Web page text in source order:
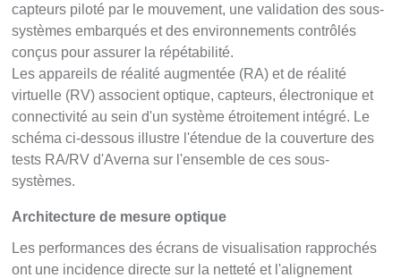
capteurs piloté par le mouvement, une validation des sous-
systèmes embarqués et des environnements contrôlés
conçus pour assurer la répétabilité.
Les appareils de réalité augmentée (RA) et de réalité
virtuelle (RV) associent optique, capteurs, électronique et
connectivité au sein d'un système étroitement intégré. Le
schéma ci-dessous illustre l'étendue de la couverture des
tests RA/RV d'Averna sur l'ensemble de ces sous-
systèmes.
Architecture de mesure optique
Les performances des écrans de visualisation rapprochés
ont une incidence directe sur la netteté et l'alignement